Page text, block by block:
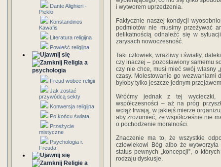
Dante Alighieri -
Piekło
Konstandinos
Kawafis
Literatura religijna
Powieść religijna
Religia a
psychologia
Freud wobec religii
Jak zostać
przywódcą sekty
Konwersja religijna
Po końcu świata
Przeżycie
mistyczne
Psychologia r.
Freuda
Religie a
i wytworem uprzedzenia.
Faktycznie naszej kondycji
podmiotów nie musimy przeżywać
delikatnością odnaleźć się w
zarysach nowoczesność.
Taki człowiek, wrażliwy i światły,
czy inaczej – pozostawiony samemu
czy nie chce, musi mieć swój własny
czasy. Molestowanie go wezwaniami
byłoby tylko jeszcze jednym
Wróćmy jednak z tej wycieczki,
współczesności – aż na próg
wciąż trwają, w jakiejś mierze
aby zrozumieć, że współcześnie nie
o pochodzenie moralności.
Znaczenie ma to, że wszystkie
człowiekowi Bóg albo że
status pewnych „koncepcji”, o
rodzaju dyskusje.